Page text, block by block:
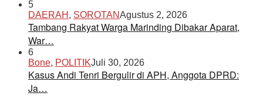
5
DAERAH , SOROTANAgustus 2, 2026
Tambang Rakyat Warga Marinding Dibakar Aparat,
War…
6
Bone, POLITIKJuli 30, 2026
Kasus Andi Tenri Bergulir di APH, Anggota DPRD:
Ja…